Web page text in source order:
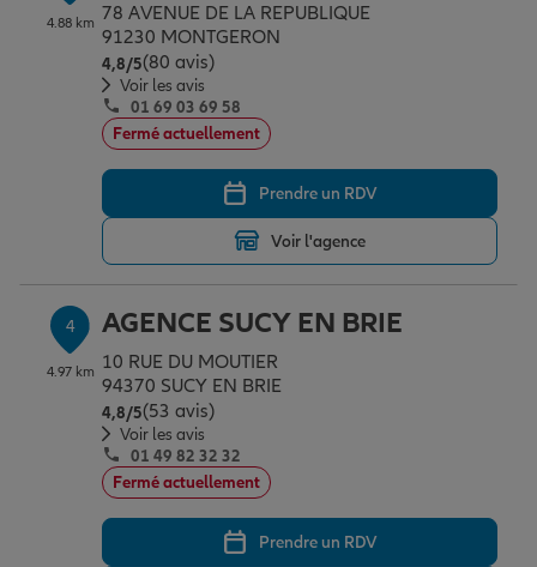
Assurance scolaire
Protection juridique
Tous nos devis d'assurance
4.88 km 78 AVENUE DE LA REPUBLIQUE
91230 MONTGERON
4,8/5Note de 4.8 sur 5
(80 avis)
Voir les avis
01 69 03 69 58
Fermé actuellement
Prendre un RDV
Voir l'agence
4
4.97 km
AGENCE SUCY EN BRIE
10 RUE DU MOUTIER
94370 SUCY EN BRIE
4,8/5Note de 4.8 sur 5
(53 avis)
Voir les avis
01 49 82 32 32
Fermé actuellement
Prendre un RDV